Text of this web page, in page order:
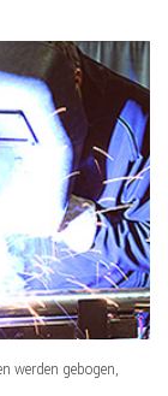
werden gebogen,